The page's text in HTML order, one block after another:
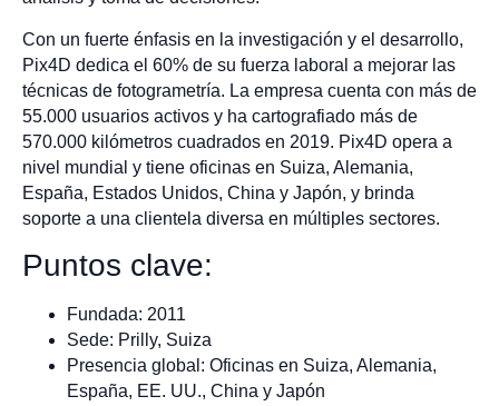
Con un fuerte énfasis en la investigación y el desarrollo,
Pix4D dedica el 60% de su fuerza laboral a mejorar las
técnicas de fotogrametría. La empresa cuenta con más de
55.000 usuarios activos y ha cartografiado más de
570.000 kilómetros cuadrados en 2019. Pix4D opera a
nivel mundial y tiene oficinas en Suiza, Alemania,
España, Estados Unidos, China y Japón, y brinda
soporte a una clientela diversa en múltiples sectores.
Puntos clave:
Fundada: 2011
Sede: Prilly, Suiza
Presencia global: Oficinas en Suiza, Alemania,
España, EE. UU., China y Japón